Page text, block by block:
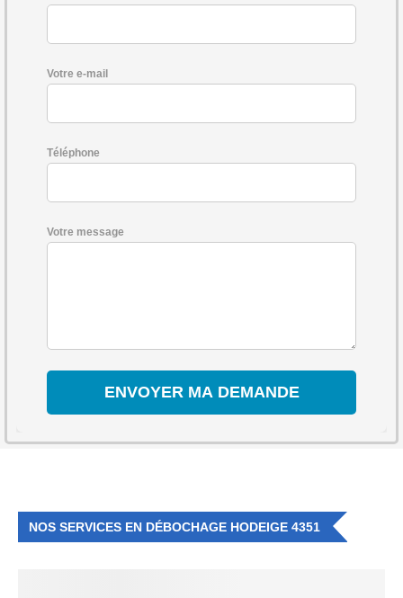
Votre e-mail
Téléphone
Votre message
NOS SERVICES EN DÉBOCHAGE HODEIGE 4351